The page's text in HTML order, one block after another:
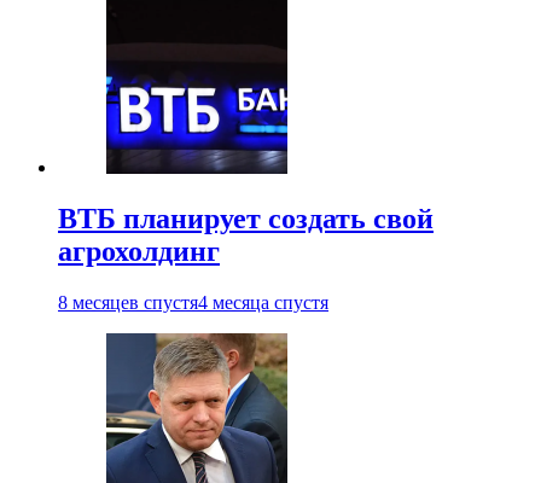
ВТБ планирует создать свой
агрохолдинг
8 месяцев спустя4 месяца спустя